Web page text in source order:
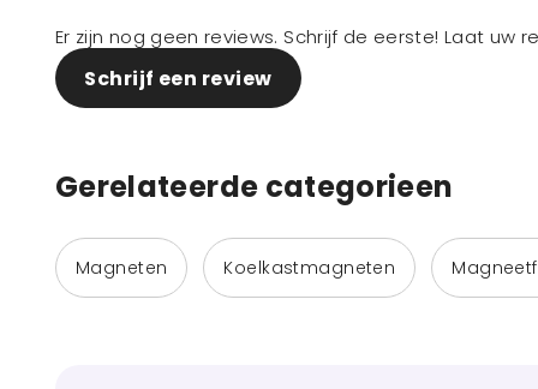
Er zijn nog geen reviews. Schrijf de eerste! Laat uw
Schrijf een review
Gerelateerde categorieen
Magneten Koelkastmagneten